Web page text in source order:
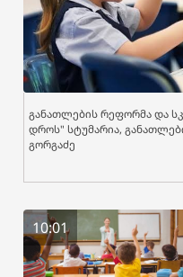
განათლების რეფორმა და
დროს" სტუმარია,
გორგაძე
10:01